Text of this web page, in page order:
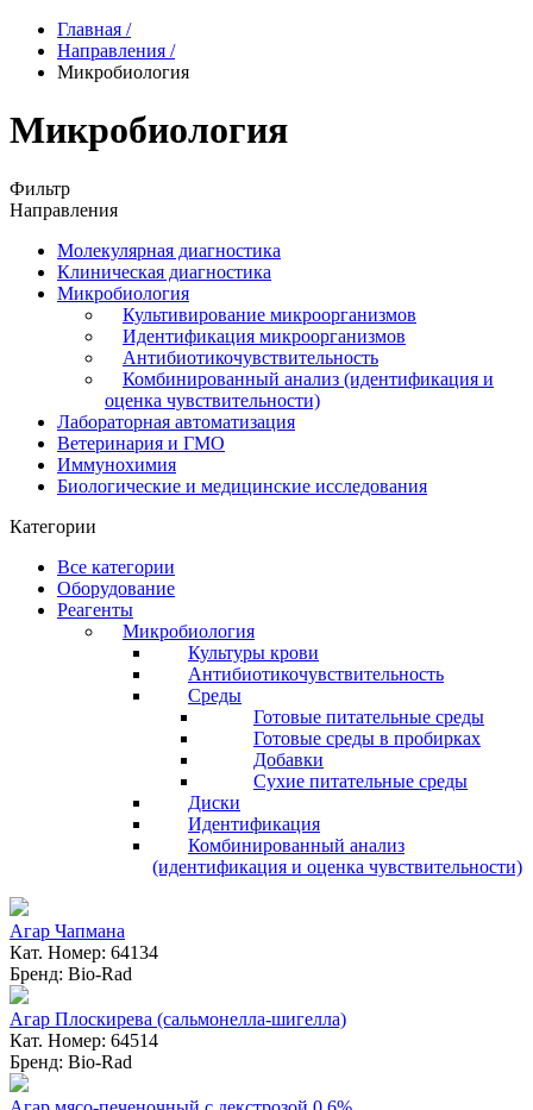
Главная /
Направления /
Микробиология
Микробиология
Фильтр
Направления
Молекулярная диагностика
Клиническая диагностика
Микробиология
Культивирование микроорганизмов
Идентификация микроорганизмов
Антибиотикочувствительность
Комбинированный анализ (идентификация и
оценка чувствительности)
Лабораторная автоматизация
Ветеринария и ГМО
Иммунохимия
Биологические и медицинские исследования
Категории
Все категории
Оборудование
Реагенты
Микробиология
Культуры крови
Антибиотикочувствительность
Среды
Готовые питательные среды
Готовые среды в пробирках
Добавки
Сухие питательные среды
Диски
Идентификация
Комбинированный анализ
(идентификация и оценка чувствительности)
Агар Чапмана
Кат. Номер: 64134
Бренд: Bio-Rad
Агар Плоскирева (сальмонелла-шигелла)
Кат. Номер: 64514
Бренд: Bio-Rad